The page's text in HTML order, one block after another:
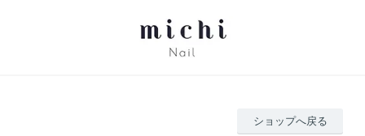
ショップへ戻る